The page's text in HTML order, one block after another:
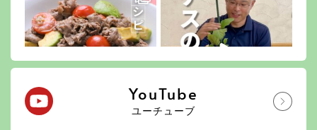
YouTube
ユーチューブ